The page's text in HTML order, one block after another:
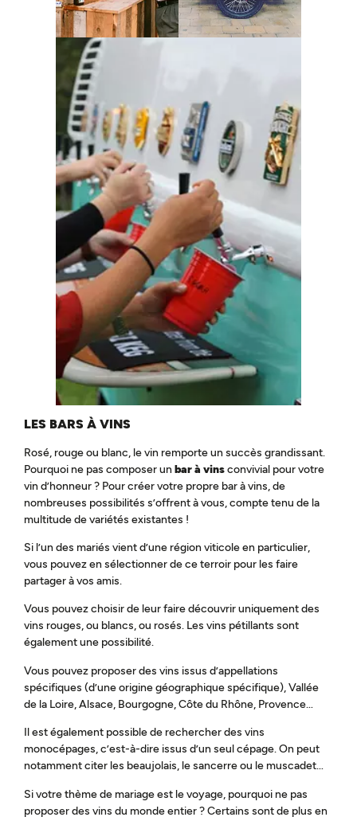
LES BARS À VINS
Rosé, rouge ou blanc, le vin remporte un succès grandissant.
Pourquoi ne pas composer un bar à vinsconvivial pour votre
vin d’honneur ? Pour créer votre propre bar à vins, de
nombreuses possibilités s’offrent à vous, compte tenu de la
multitude de variétés existantes !
Si l’un des mariés vient d’une région viticole en particulier,
vous pouvez en sélectionner de ce terroir pour les faire
partager à vos amis.
Vous pouvez choisir de leur faire découvrir uniquement des
vins rouges, ou blancs, ou rosés. Les vins pétillants sont
également une possibilité.
Vous pouvez proposer des vins issus d’appellations
spécifiques (d’une origine géographique spécifique), Vallée
de la Loire, Alsace, Bourgogne, Côte du Rhône, Provence…
Il est également possible de rechercher des vins
monocépages, c’est-à-dire issus d’un seul cépage. On peut
notamment citer les beaujolais, le sancerre ou le muscadet…
Si votre thème de mariage est le voyage, pourquoi ne pas
proposer des vins du monde entier ? Certains sont de plus en